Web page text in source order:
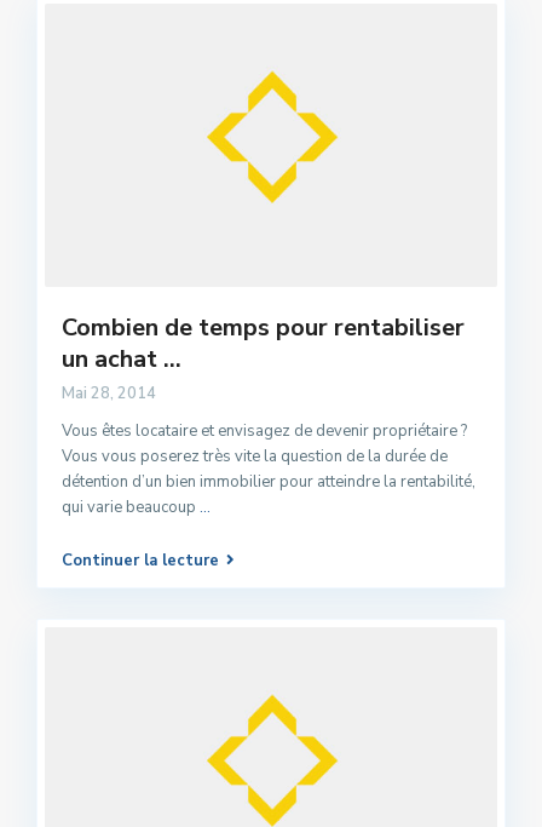
Combien de temps pour rentabiliser
un achat ...
Mai 28, 2014
Vous êtes locataire et envisagez de devenir propriétaire ?
Vous vous poserez très vite la question de la durée de
détention d’un bien immobilier pour atteindre la rentabilité,
qui varie beaucoup ...
Continuer la lecture